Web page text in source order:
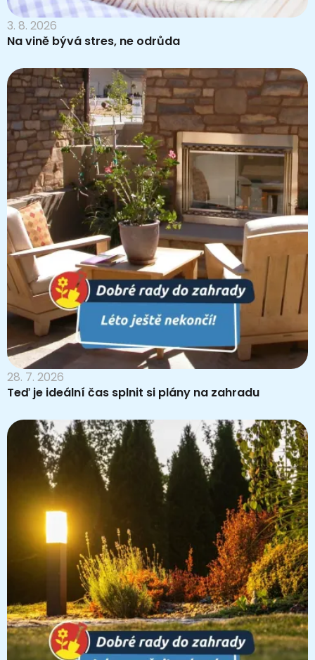
3. 8. 2026
Na vině bývá stres, ne odrůda
28. 7. 2026
Teď je ideální čas splnit si plány na zahradu